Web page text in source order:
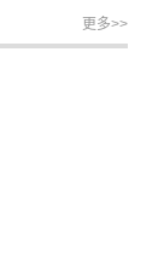
更多>>